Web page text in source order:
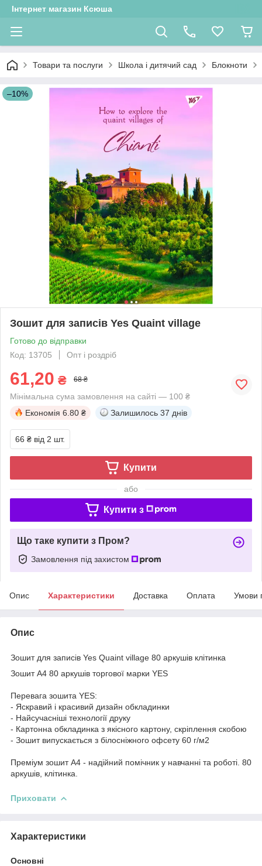
Інтернет магазин Ксюша
Товари та послуги Школа і дитячий сад Блокноти
–10%
Зошит для записів Yes Quaint village
Готово до відправки
Код: 13705
Опт і роздріб
61,20 ₴ 68 ₴
Мінімальна сума замовлення на сайті — 100 ₴
Економія 6.80 ₴ Залишилось 37 днів
66 ₴ від 2 шт.
Купити
або
Купити з
Що таке купити з Пром?
Замовлення під захистом
Опис Характеристики Доставка Оплата Умови
Опис
Зошит для записів Yes Quaint village 80 аркушів клітинка
Зошит А4 80 аркушів торгової марки YES
Перевага зошита YES:
- Яскравий і красивий дизайн обкладинки
- Найсучасніші технології друку
- Картонна обкладинка з якісного картону, скріплення скобою
- Зошит випускається з білосніжного офсету 60 г/м2
Преміум зошит А4 - надійний помічник у навчанні та роботі. 80
аркушів, клітинка.
Приховати
Характеристики
Основні